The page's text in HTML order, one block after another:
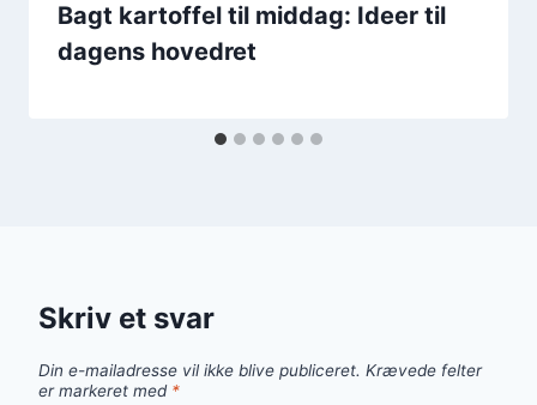
Bagt kartoffel til middag: Ideer til
dagens hovedret
Skriv et svar
Din e-mailadresse vil ikke blive publiceret. Krævede felter
er markeret med *